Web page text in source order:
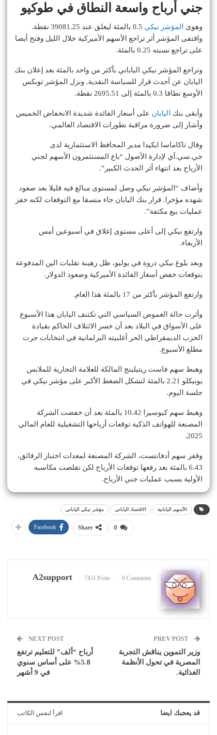
جني أرباح واسعة النطاق في طوكيو
وهوى المؤشر نيكي
0.5 بالمئة ليغلق عند 39081.25 نقطة.
واقتفى المؤشر أثر تراجع الأسهم الأميركية خلال الليل وفتح أيضا
على تراجع نسبته 0.25 بالمئة.
وتراجع المؤشر نيكي الياباني بأكثر من واحد بالمئة بعد إعلان بنك
اليابان عن أحدث قرار للسياسة النقدية. ونزل المؤشر توبكس
الأوسع نطاقا 0.3 بالمئة إلى 2695.51 نقطة.
وأبقى بنك اليابان على أسعار الفائدة شديدة الانخفاض الخميس
وأشار إلى ضرورة مراقبة تطورات الاقتصاد العالمي.
وقال تاكاماسا ايكيدا مدير المحافظ الاستثمارية لدى
جي.سي.آي لإدارة الأصول “باع المستثمرون الأسهم لجني
الأرباح بعد انتهاء أثر الحدث الكبير”.
وأضاف “المؤشر نيكي وصل لمستوى مبالغ فيه قليلا بعد صعود
شهده مؤخرا. قرار بنك اليابان جاء متسقا مع التوقعات لكنه حفز
عمليات بيع مكثفة”.
وارتفع نيكي إلى أعلى مستوى إغلاق في أسبوعين أمس
الأربعاء.
وبعد بلوغ نيكي ذروة في يوليو، ظل رهينة تقلبات الين المدفوعة
بتوقعات خفض أسعار الفائدة الأميركية وصعود الدولار.
وارتفع المؤشر بأكثر من 17 بالمئة هذا العام.
وأثرت حالة الغموص السياسي التي تكتنف اليابان هذا الأسبوع
على الأسواق في البلاد بعد أن خسر الائتلاف الحاكم بقيادة
الحزب الديمقراطي الحر أغلبيته البرلمانية في انتخابات جرت
مطلع الأسبوع.
وهبط سهم فاست ريتيلينج المالكة للعلامة التجارية للملابس
يونيكلو 2.21 بالمئة لتشكل الضغط الأكبر على مؤشر نيكي في
جلسة اليوم.
وهبط سهم كيوسيرا 10.42 بالمئة بعد أن خفضت الشركة
المصنعة للهواتف الذكية توقعات أرباحها التشغيلية للعام المالي
2025.
وقفز سهم أدفانتست، الشركة المصنعة لمعدات اختبار الرقائق،
6.43 بالمئة بعد رفعها توقعات الأرباح لكن تقلصت مكاسبه
الأولية بسبب عمليات جني الأرباح.
الأسهم اليابانية الاقتصاد الياباني مؤشر نيكي الياباني
0
Share
Facebook
A2support 7451 Posts 0 Comments
وزير التموين يناقش التجربة
المصرية في تحول الأنظمة
الغذائية.
NEXT POST
أرباح “ألف” للتعليم ترتفع
5.8% على أساس سنوي
في 9 أشهر
قد يعجبك ايضا اقرأ لنفس الكاتب